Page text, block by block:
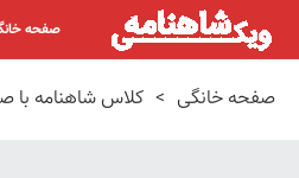
صفحه
صفحه خانگی > کلاس شاهنامه با